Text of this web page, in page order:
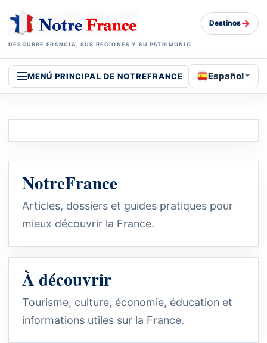
DESCUBRE FRANCIA, SUS REGIONES Y SU PATRIMONIO
Destinos→
MENÚ PRINCIPAL DE NOTREFRANCE Español
NotreFrance
Articles, dossiers et guides pratiques pour
mieux découvrir la France.
À découvrir
Tourisme, culture, économie, éducation et
informations utiles sur la France.